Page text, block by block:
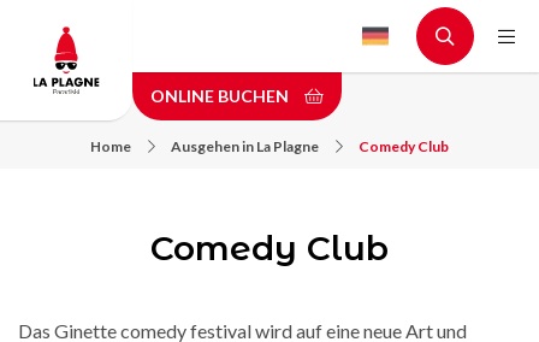
main
content
ONLINE BUCHEN
Home Ausgehen in La Plagne Comedy Club
Comedy Club
Das Ginette comedy festival wird auf eine neue Art und